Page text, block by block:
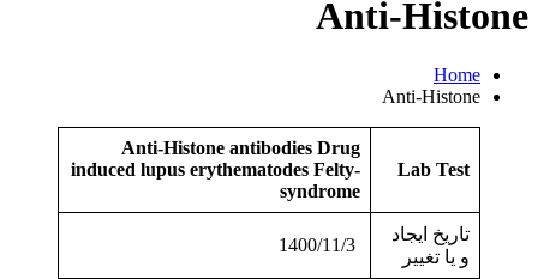
برای:
Anti-Histone
Home
Anti-Histone
Lab Test
Anti-Histone antibodies Drug
induced lupus erythematodes Felty-
syndrome
تاریخ ایجاد
و یا تغییر